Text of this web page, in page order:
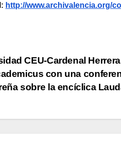
http://www.archivalencia.org/
CEU-Cardenal Herrera
con una
sobre la encíclica